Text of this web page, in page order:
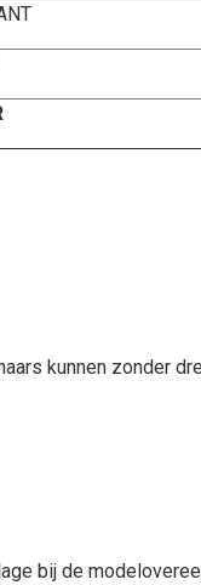
kunnen zonder
bij de